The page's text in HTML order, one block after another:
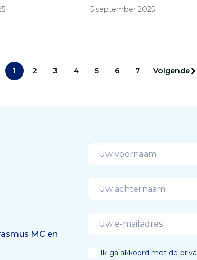
in haar
mogelijk is, zoals dat al
5 september 2025
1 2 3 4 5 6 7 Volgende
MC en
Ik ga akkoord met de